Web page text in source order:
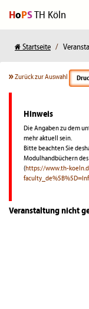
HoPSTH Köln
Startseite
Zurück zur Auswahl
Hinweis
Die Angaben zu dem
mehr aktuell sein.
Bitte beachten Sie
Modulhandbüchern
(https://www.th-
Veranstaltung nicht